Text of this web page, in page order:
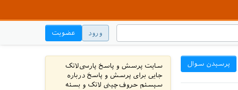
ورود عضویت
پرسیدن سوال
سایت پرسش و پاسخ پارسی‌لاتک
جایی برای پرسش و پاسخ درباره
سیستم حروف‌چینی لاتک و بسته